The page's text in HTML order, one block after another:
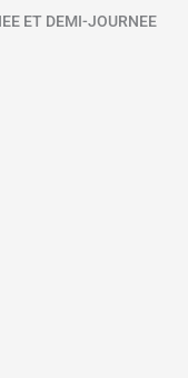
ET DEMI-JOURNEE